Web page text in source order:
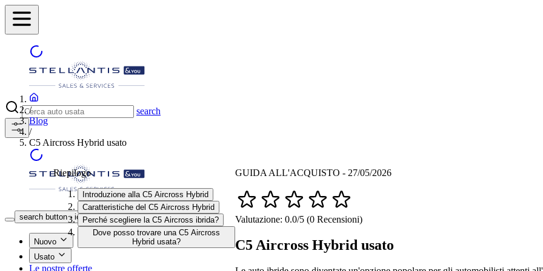
search
search button - icon Trova la concessionaria
Nuovo
Usato
Le nostre offerte
/
Blog
/
C5 Aircross Hybrid usato
Riepilogo
Introduzione alla C5 Aircross Hybrid
Caratteristiche del C5 Aircross Hybrid
Perché scegliere la C5 Aircross ibrida?
Dove posso trovare una C5 Aircross
Hybrid usata?
GUIDA ALL'ACQUISTO - 27/05/2026
Valutazione: 0.0/5 (0 Recensioni)
C5 Aircross Hybrid usato